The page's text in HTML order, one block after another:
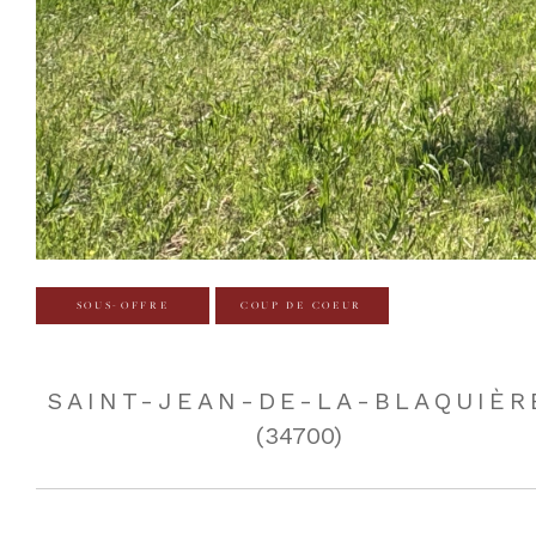
SOUS-OFFRE COUP DE COEUR
SAINT-JEAN-DE-LA-
(34700)